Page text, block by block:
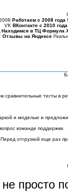
Работаем с 2008 года
VK ВКонтакте с 2010 года
Находимся в ТЦ Формула
Отзывы на Яндексе
тесты в
и моделью и
команде поддержки.
отгрузкой еще раз
просто